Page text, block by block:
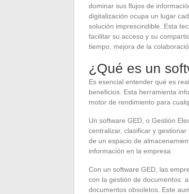
dominar sus flujos de
digitalización ocupa un lugar
solución imprescindible. Esta
facilitar su acceso y su
tiempo, mejora de la
¿Qué es un
Es esencial entender qué es
beneficios. Esta herramienta
motor de rendimiento para
Un software GED, o Gestión
centralizar, clasificar y
de un espacio de
información en la empresa.
Con un software GED, las
con la gestión de documentos:
documentos obsoletos. Este